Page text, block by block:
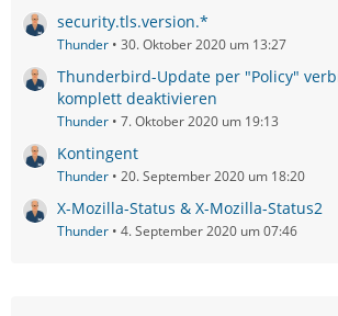
security.tls.version.*
Thunder 30. Oktober 2020 um 13:27
Thunderbird-Update per "Policy"
komplett deaktivieren
Thunder 7. Oktober 2020 um 19:13
Kontingent
Thunder 20. September 2020 um 18:20
X-Mozilla-Status & X-Mozilla-Status2
Thunder 4. September 2020 um 07:46